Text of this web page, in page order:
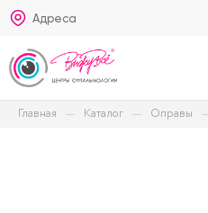
Адреса
Главная Каталог Оправы